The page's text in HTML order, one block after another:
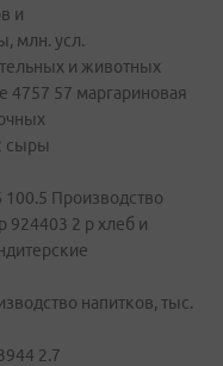
и
млн. усл.
и животных
4757 57 маргариновая
сыры
Производство
924403 2 р хлеб и
напитков, тыс.
2.7